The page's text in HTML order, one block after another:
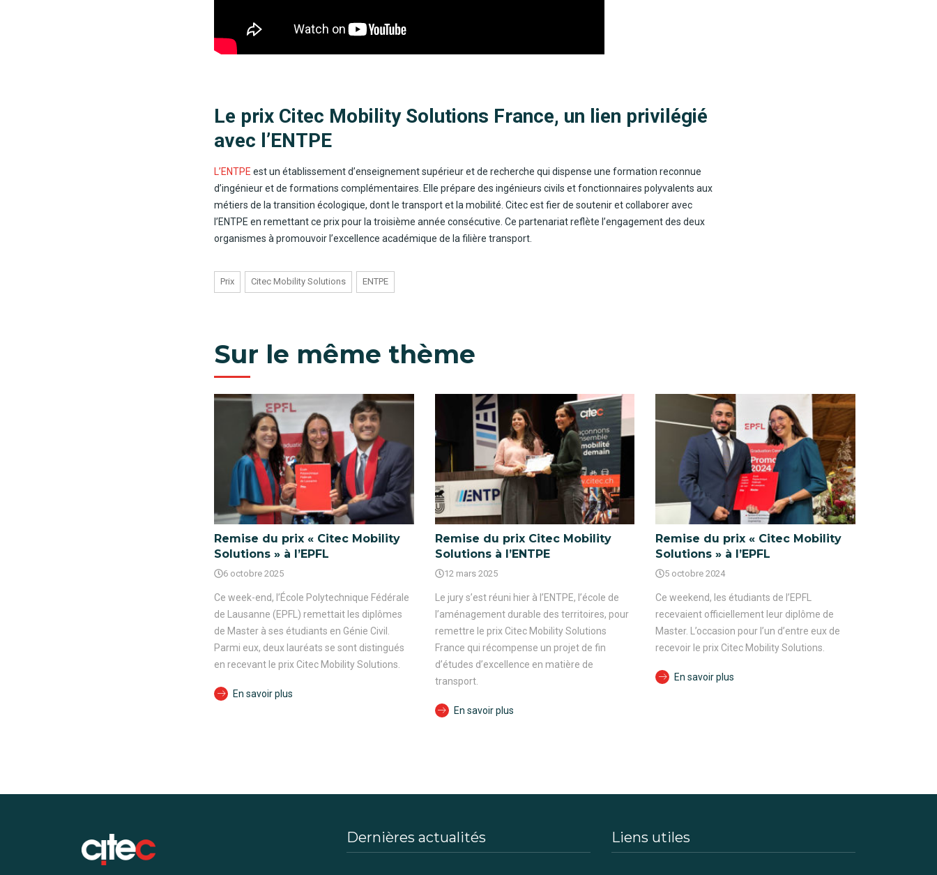
Le prix Citec Mobility Solutions France, un lien privilégié
avec l’ENTPE
L’ENTPE est un établissement d’enseignement supérieur et de recherche qui dispense une formation reconnue
d’ingénieur et de formations complémentaires. Elle prépare des ingénieurs civils et fonctionnaires polyvalents aux
métiers de la transition écologique, dont le transport et la mobilité. Citec est fier de soutenir et collaborer avec
l’ENTPE en remettant ce prix pour la troisième année consécutive. Ce partenariat reflète l’engagement des deux
organismes à promouvoir l’excellence académique de la filière transport.
Prix Citec Mobility Solutions ENTPE
Sur le même thème
Remise du prix « Citec Mobility
Solutions » à l’EPFL
6 octobre 2025
Ce week-end, l’École Polytechnique Fédérale
de Lausanne (EPFL) remettait les diplômes
de Master à ses étudiants en Génie Civil.
Parmi eux, deux lauréats se sont distingués
en recevant le prix Citec Mobility Solutions.
En savoir plus
Remise du prix Citec Mobility
Solutions à l’ENTPE
12 mars 2025
Le jury s’est réuni hier à l’ENTPE, l’école de
l’aménagement durable des territoires, pour
remettre le prix Citec Mobility Solutions
France qui récompense un projet de fin
d’études d’excellence en matière de
transport.
En savoir plus
Remise du prix « Citec Mobility
Solutions » à l’EPFL
5 octobre 2024
Ce weekend, les étudiants de l’EPFL
recevaient officiellement leur diplôme de
Master. L’occasion pour l’un d’entre eux de
recevoir le prix Citec Mobility Solutions.
En savoir plus
Dernières actualités Liens utiles